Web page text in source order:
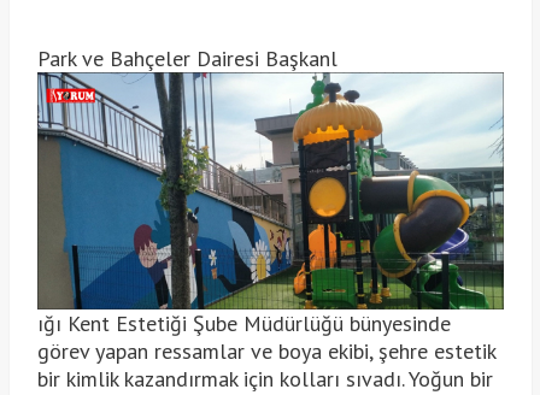
Park ve Bahçeler Dairesi Başkanl
ığı Kent Estetiği Şube Müdürlüğü bünyesinde
görev yapan ressamlar ve boya ekibi, şehre estetik
bir kimlik kazandırmak için kolları sıvadı. Yoğun bir